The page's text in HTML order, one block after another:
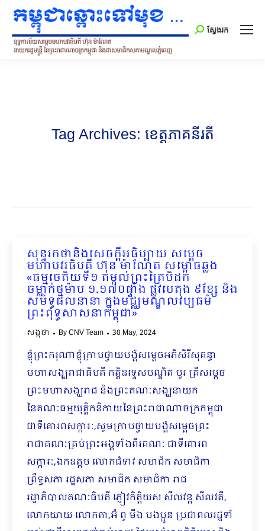
Search:
ស្វែងរក
Tag Archives: ខេត្តភាគនីរតី
សុន្ទរកថានិងសេចក្តីអធិប្បាយ សម្តេច
មហាបវរធិបតី ហ៊ុន ម៉ាណែត សម្ពោធឆ្លង
«ធម្មចេតិយទី១ តម្កល់ព្រះត្រៃបិដក
ចម្លាក់ថ្មម៉ាប ១.១៧០ផ្ទាំង ផ្លូវបេតុង ៩ខ្សែ និង
សមិទ្ធផលនានា ក្នុងមជ្ឈមណ្ឌលវប្បធម៌
ព្រះពុទ្ធសាសនាកម្ពុជា»
សង្កថា ByCNV Team 30 May, 2024
ខ្ញុំព្រះករុណាខ្ញុំក្រាបថ្វាយបង្គំសម្តេចអភិសិរីសុគន្ធា
មហាសង្ឃរាជាធិបតី កត្តិឧទ្ទេសបណ្ឌិត បួរ គ្រីសម្តេច
ព្រះមហាសង្ឃរាជ និងព្រះគណៈសង្ឃនាយក
នៃគណៈធម្មយុត្តិកនិកាយនៃព្រះរាជាណាចក្រកម្ពុជា
ជាទីគោរពសក្ការៈ,សូមក្រាបថ្វាយបង្គំសម្តេចព្រះ
រាជាគណៈគ្រប់ព្រះអង្គទាំងពីរគណៈ ជាទីគោរព
សក្ការៈ,ឯកឧត្តម លោកជំទាវ សមាជិក សមាជិកា
ព្រឹទ្ធសភា រដ្ឋសភា សមាជិក សមាជិកា រាជ
រដ្ឋាភិបាលគណៈធិបតី ភ្ញៀវកិត្តិយស សីលវន្ត សីលវតី,
លោកយាយ លោកតា,អ៊ំ ពូ មីង បងប្អូន ប្រជាពលរដ្ឋទាំ